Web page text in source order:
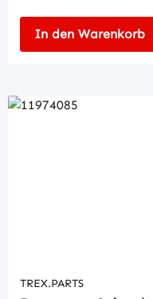
In den Warenkorb
TREX.PARTS